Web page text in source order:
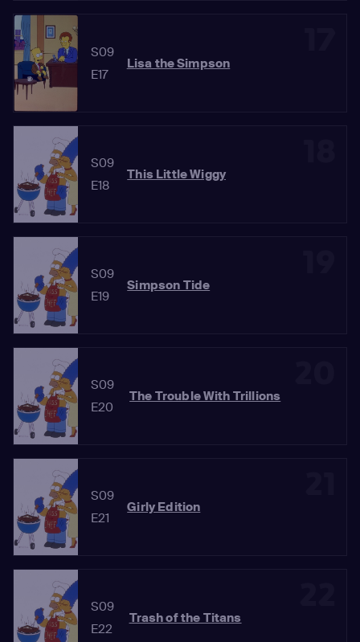
S09
E17
Lisa the Simpson
S09
E18
This Little Wiggy
S09
E19
Simpson Tide
S09
E20
The Trouble With Trillions
S09
E21
Girly Edition
S09
E22
Trash of the Titans